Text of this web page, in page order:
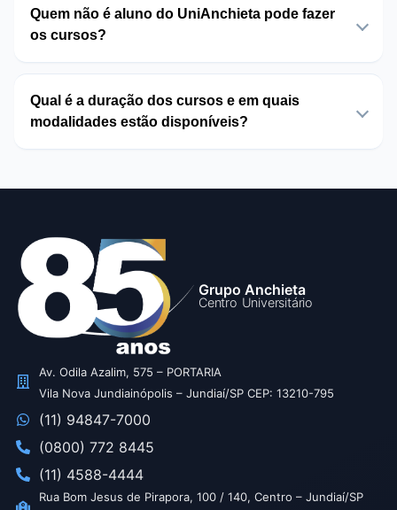
Quem não é aluno do UniAnchieta pode fazer
os cursos?
Qual é a duração dos cursos e em quais
modalidades estão disponíveis?
Grupo Anchieta
Centro Universitário
Av. Odila Azalim, 575 – PORTARIA
Vila Nova Jundiainópolis – Jundiaí/SP CEP: 13210-795
(11) 94847-7000
(0800) 772 8445
(11) 4588-4444
Rua Bom Jesus de Pirapora, 100 / 140, Centro – Jundiaí/SP